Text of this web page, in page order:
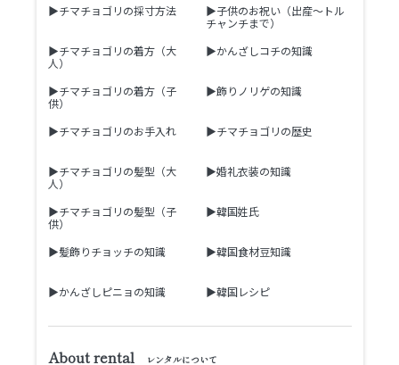
▶チマチョゴリの採寸方法
▶子供のお祝い（出産～トル
チャンチまで）
▶チマチョゴリの着方（大
人）
▶かんざしコチの知識
▶チマチョゴリの着方（子
供）
▶飾りノリゲの知識
▶チマチョゴリのお手入れ ▶チマチョゴリの歴史
▶チマチョゴリの髪型（大
人）
▶婚礼衣装の知識
▶チマチョゴリの髪型（子
供）
▶韓国姓氏
▶髪飾りチョッチの知識 ▶韓国食材豆知識
▶かんざしピニョの知識 ▶韓国レシピ
About rental レンタルについて